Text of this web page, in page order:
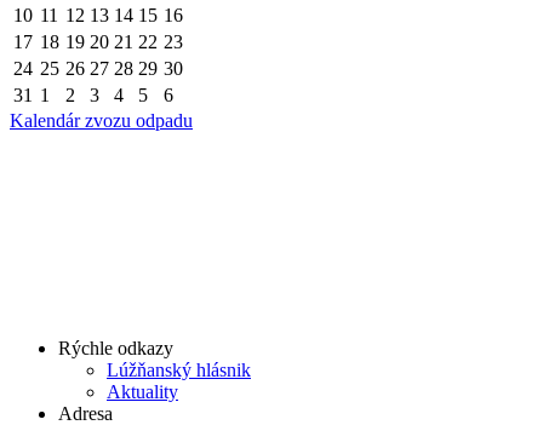
10 11 12 13 14 15 16
17 18 19 20 21 22 23
24 25 26 27 28 29 30
31 1 2 3 4 5
6
Kalendár zvozu odpadu
Rýchle odkazy
Lúžňanský hlásnik
Aktuality
Adresa